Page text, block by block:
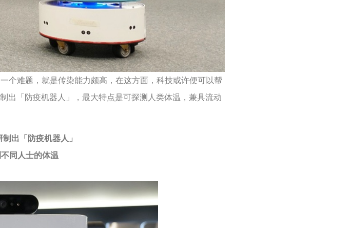
个难题，就是传染能力颇高，在这方面，科技或许便可以帮
出「防疫机器人」，最大特点是可探测人类体温，兼具流动
出「防疫机器人」
同人士的体温